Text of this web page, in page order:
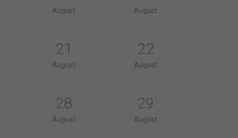
August August
21
August
22
August
28
August
29
August